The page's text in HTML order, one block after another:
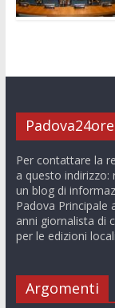
Padova24ore
Per contattare la
a questo indirizzo:
un blog di
Padova
anni giornalista di
per le edizioni
Argomenti